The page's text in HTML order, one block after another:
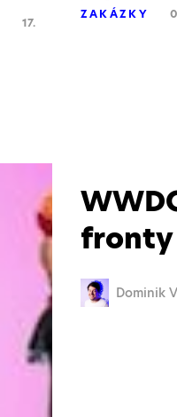
17.
ZAKÁZKY
fronty
Dominik